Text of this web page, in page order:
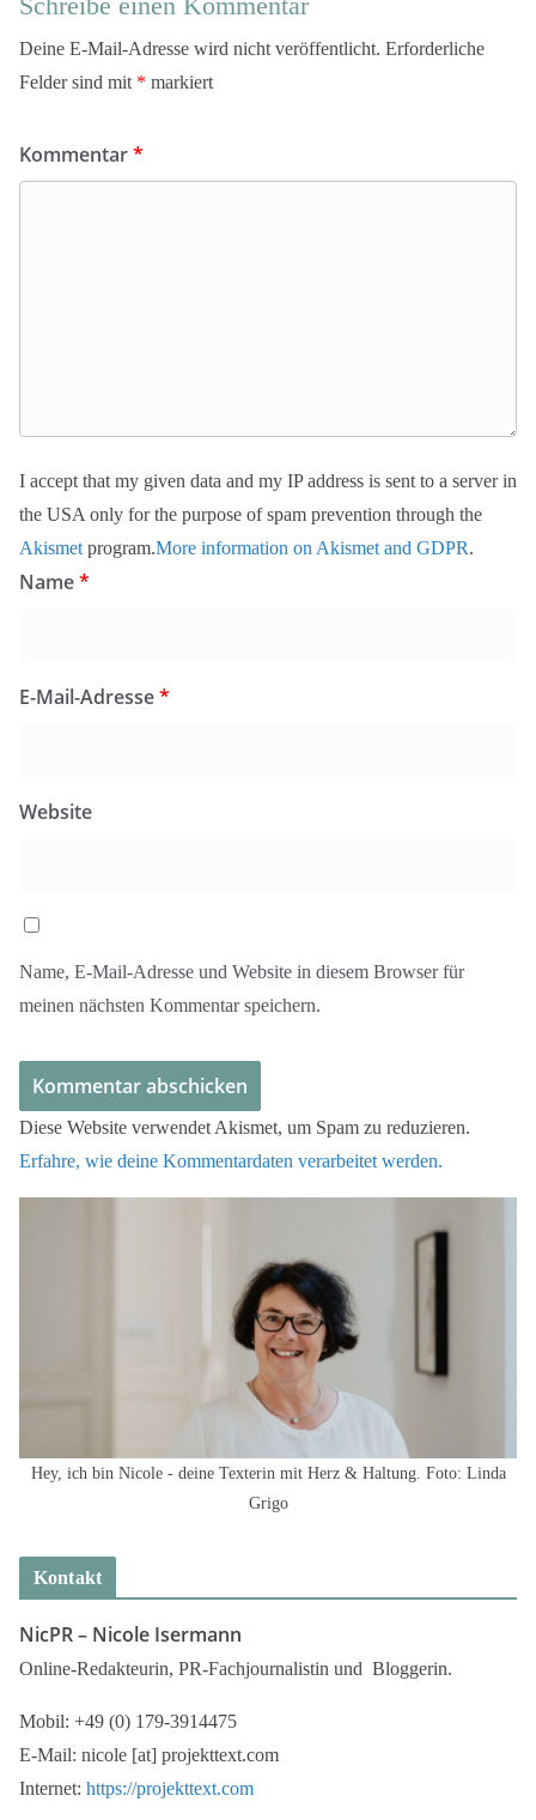
Deine E-Mail-Adresse wird nicht veröffentlicht. Erforderliche
Felder sind mit * markiert
Kommentar*
I accept that my given data and my IP address is sent to a server in
the USA only for the purpose of spam prevention through the
Akismet program.More information on Akismet and GDPR.
Name*
E-Mail-Adresse*
Website
Name, E-Mail-Adresse und Website in diesem Browser für
meinen nächsten Kommentar speichern.
Diese Website verwendet Akismet, um Spam zu reduzieren.
Erfahre, wie deine Kommentardaten verarbeitet werden.
Hey, ich bin Nicole - deine Texterin mit Herz & Haltung. Foto: Linda
Grigo
Kontakt
NicPR – Nicole Isermann
Online-Redakteurin, PR-Fachjournalistin und Bloggerin.
Mobil: +49 (0) 179-3914475
E-Mail: nicole [at] projekttext.com
Internet: https://projekttext.com